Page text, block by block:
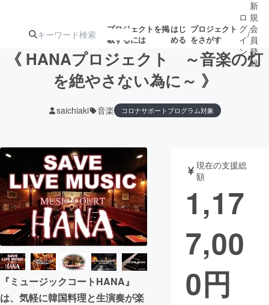
プロジェクトを掲
載するには
はじ
める
プロジェクト
をさがす
ターン
注目の新着プロ
ジェクト
募集終了が近いプ
ロジェクト
もうすぐ公開
されます
アート・写真 音楽
テクノロジー・ガジェット ゲーム・サ
映像・映画
ビジネス・起業
まちづくり・地域活性化
ロ
グ
イ
ン
/
新
規
会
員
登
録
《 HANAプロジェクト ～音楽の灯
を絶やさない為に～ 》
saichiaki 音楽 コロナサポートプログラム対象
『ミュージックコートHANA』
は、気軽に韓国料理と生演奏が楽
現在の支援総
額
1,17
7,00
0円